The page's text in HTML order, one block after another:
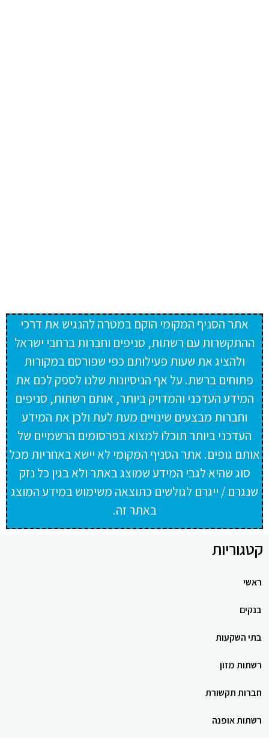
אתר הסניף המקומי הוקם במטרה להנגיש את דרכי
ההתקשרות עם רשתות, סניפים וחברות ברחבי ישראל
ולהציג את שעות פעילותם כפי שפורסם במקורות
פתוחים ברשת. על אף הניסיונות שלנו לספק לכם את
המידע העדכני והמדויק ביותר, אותם רשתות, סניפים
וחברות מבצעים שינויים מעת לעת ולכן את המידע
העדכני ביותר תוכלו למצוא בפרסומים הרשמיים של
אותם גופים. אתר הסניף המקומי לא יישא באחריות מכל
סוג שהיא לגבי המידע שמוצג באתר ולא בגין כל נזק
שנגרם / ייגרם לגולשים כתוצאה משימוש במידע המוצג
באתר זה.
קטגוריות
ראשי
בנקים
בתי השקעות
רשתות מזון
חברות תקשורת
רשתות אופנה